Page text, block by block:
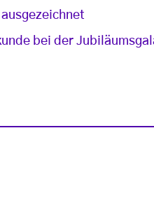
bei der